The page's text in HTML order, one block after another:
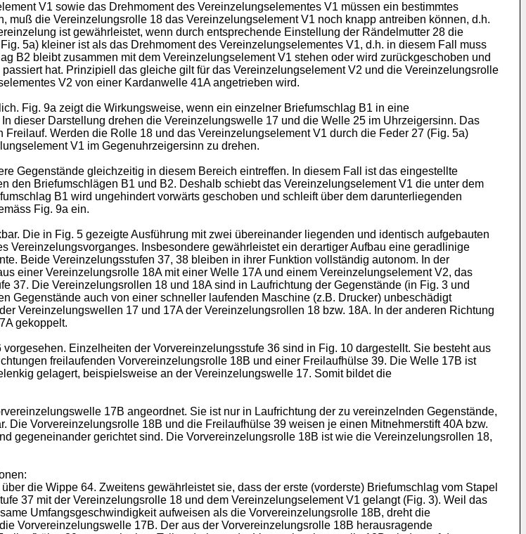
V1 sowie das Drehmoment des Vereinzelungselementes V1 müssen ein bestimmtes
die Vereinzelungsrolle 18 das Vereinzelungselement V1 noch knapp antreiben können, d.h.
ist gewährleistet, wenn durch entsprechende Einstellung der Rändelmutter 28 die
5a) kleiner ist als das Drehmoment des Vereinzelungselementes V1, d.h. in diesem Fall muss
B2 bleibt zusammen mit dem Vereinzelungselement V1 stehen oder wird zurückgeschoben und
hat. Prinzipiell das gleiche gilt für das Vereinzelungselement V2 und die Vereinzelungsrolle
V2 von einer Kardanwelle 41A angetrieben wird.
Fig. 9a zeigt die Wirkungsweise, wenn ein einzelner Briefumschlag B1 in eine
dieser Darstellung drehen die Vereinzelungswelle 17 und die Welle 25 im Uhrzeigersinn. Das
Werden die Rolle 18 und das Vereinzelungselement V1 durch die Feder 27 (Fig. 5a)
V1 im Gegenuhrzeigersinn zu drehen.
Gegenstände gleichzeitig in diesem Bereich eintreffen. In diesem Fall ist das eingestellte
den Briefumschlägen B1 und B2. Deshalb schiebt das Vereinzelungselement V1 die unter dem
B1 wird ungehindert vorwärts geschoben und schleift über dem darunterliegenden
Fig. 9a ein.
Die in Fig. 5 gezeigte Ausführung mit zwei übereinander liegenden und identisch aufgebauten
Insbesondere gewährleistet ein derartiger Aufbau eine geradlinige
Beide Vereinzelungsstufen 37, 38 bleiben in ihrer Funktion vollständig autonom. In der
einer Vereinzelungsrolle 18A mit einer Welle 17A und einem Vereinzelungselement V2, das
37. Die Vereinzelungsrollen 18 und 18A sind in Laufrichtung der Gegenstände (in Fig. 3 und
Gegenstände auch von einer schneller laufenden Maschine (z.B. Drucker) unbeschädigt
Vereinzelungswellen 17 und 17A der Vereinzelungsrollen 18 bzw. 18A. In der anderen Richtung
gekoppelt.
Einzelheiten der Vorvereinzelungsstufe 36 sind in Fig. 10 dargestellt. Sie besteht aus
freilaufenden Vorvereinzelungsrolle 18B und einer Freilaufhülse 39. Die Welle 17B ist
gelagert, beispielsweise an der Vereinzelungswelle 17. Somit bildet die
17B angeordnet. Sie ist nur in Laufrichtung der zu vereinzelnden Gegenstände,
Vorvereinzelungsrolle 18B und die Freilaufhülse 39 weisen je einen Mitnehmerstift 40A bzw.
gegeneinander gerichtet sind. Die Vorvereinzelungsrolle 18B ist wie die Vereinzelungsrollen 18,
die Wippe 64. Zweitens gewährleistet sie, dass der erste (vorderste) Briefumschlag vom Stapel
37 mit der Vereinzelungsrolle 18 und dem Vereinzelungselement V1 gelangt (Fig. 3). Weil das
Umfangsgeschwindigkeit aufweisen als die Vorvereinzelungsrolle 18B, dreht die
Vorvereinzelungswelle 17B. Der aus der Vorvereinzelungsrolle 18B herausragende